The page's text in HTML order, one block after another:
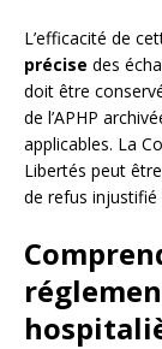
L’efficacité de
précise des
doit être
de l’APHP
applicables. La
Libertés peut
de refus injustifié